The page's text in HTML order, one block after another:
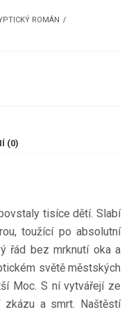
ROMÁN
(0)
tisíce dětí. Slabí
toužící po absolutní
řád bez mrknutí oka a
světě městských
Moc. S ní vytvářejí ze
zkázu a smrt. Naštěstí